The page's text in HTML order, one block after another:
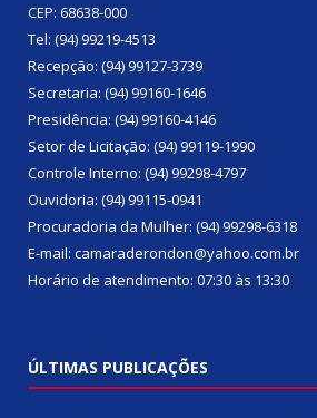
CEP: 68638-000
Tel: (94) 99219-4513
Recepção: (94) 99127-3739
Secretaria: (94) 99160-1646
Presidência: (94) 99160-4146
Setor de Licitação: (94) 99119-1990
Controle Interno: (94) 99298-4797
Ouvidoria: (94) 99115-0941
Procuradoria da Mulher: (94) 99298-6318
E-mail: camaraderondon@yahoo.com.br
Horário de atendimento: 07:30 às 13:30
ÚLTIMAS PUBLICAÇÕES